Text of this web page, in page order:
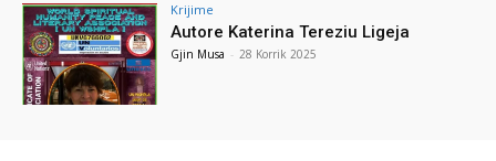
Krijime
Autore Katerina Tereziu Ligeja
Gjin Musa - 28 Korrik 2025